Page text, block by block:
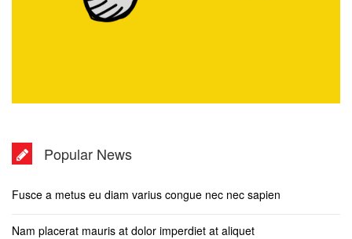
Popular News
Fusce a metus eu diam varius congue nec nec sapien
Nam placerat mauris at dolor imperdiet at aliquet